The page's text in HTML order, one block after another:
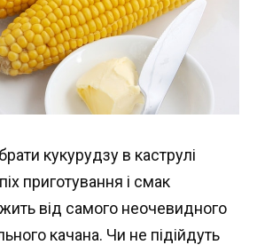
кукурудзу в каструлі
приготування і смак
від самого неочевидного
качана. Чи не підійдуть